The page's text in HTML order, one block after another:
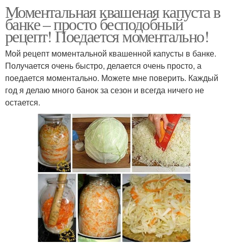
Моментальная квашеная капуста в
банке – просто бесподобный
рецепт! Поедается моментально!
Мой рецепт моментальной квашенной капусты в банке.
Получается очень быстро, делается очень просто, а
поедается моментально. Можете мне поверить. Каждый
год я делаю много банок за сезон и всегда ничего не
остается.